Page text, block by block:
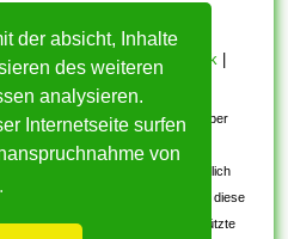
der absicht, Inhalte
des weiteren
analysieren.
Internetseite surfen
von
|Cookie Politik
dem ursprünglichen Copyright-Inhaber
beachten Sie: Bilder sind für den
Gebrauch. Wenn Sie urheberrechtlich
Sie sich an uns. Wir werden diese
nicht, urheberrechtlich geschützte